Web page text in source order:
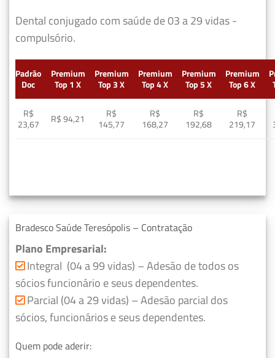
Dental conjugado com saúde de 03 a 29 vidas -
compulsório.
Padrão
Doc
Premium
Top 1 X
Premium
Top 3 X
Premium
Top 4 X
Premium
Top 5 X
Premium
Top 6 X
R$
23,67
R$ 94,21
R$
145,77
R$
168,27
R$
192,68
R$
219,17
Bradesco Saúde Teresópolis – Contratação
Plano Empresarial:
Integral (04 a 99 vidas) – Adesão de todos os
sócios funcionário e seus dependentes.
Parcial (04 a 29 vidas) – Adesão parcial dos
sócios, funcionários e seus dependentes.
Quem pode aderir: